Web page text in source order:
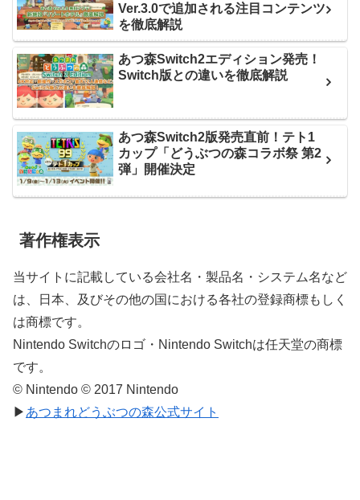
Ver.3.0で追加される注目コンテンツ
を徹底解説
あつ森Switch2エディション発売！
Switch版との違いを徹底解説
あつ森Switch2版発売直前！テト1
カップ「どうぶつの森コラボ祭 第2
弾」開催決定
著作権表示
当サイトに記載している会社名・製品名・システム名など
は、日本、及びその他の国における各社の登録商標もしく
は商標です。
Nintendo Switchのロゴ・Nintendo Switchは任天堂の商標
です。
© Nintendo © 2017 Nintendo
▶ あつまれどうぶつの森公式サイト